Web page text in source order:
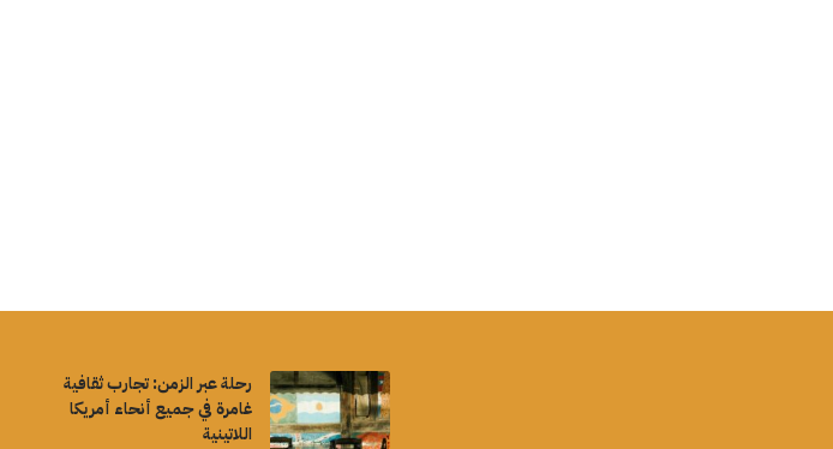
رحلة عبر الزمن: تجارب ثقافية
غامرة في جميع أنحاء أمريكا
اللاتينية